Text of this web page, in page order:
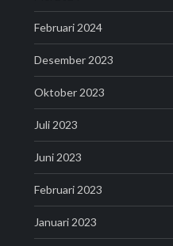
Februari 2024
Desember 2023
Oktober 2023
Juli 2023
Juni 2023
Februari 2023
Januari 2023